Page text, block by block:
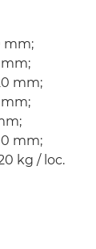
mm;
mm;
mm;
kg / loc.